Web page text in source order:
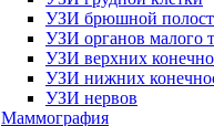
УЗИ брюшной
УЗИ органов малого
УЗИ верхних
УЗИ нижних
УЗИ нервов
Маммография